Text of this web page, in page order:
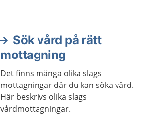
Sök vård på rätt
mottagning
Det finns många olika slags
mottagningar där du kan söka vård.
Här beskrivs olika slags
vårdmottagningar.